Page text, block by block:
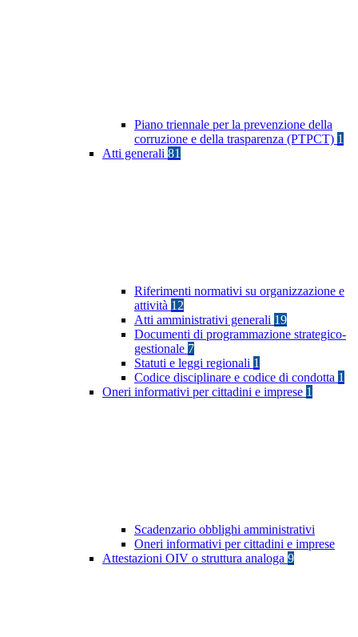
Piano triennale per la prevenzione della
corruzione e della trasparenza (PTPCT) 1
Atti generali 81
Riferimenti normativi su organizzazione e
attività 12
Atti amministrativi generali 19
Documenti di programmazione strategico-
gestionale 7
Statuti e leggi regionali 1
Codice disciplinare e codice di condotta 1
Oneri informativi per cittadini e imprese 1
Scadenzario obblighi amministrativi
Oneri informativi per cittadini e imprese
Attestazioni OIV o struttura analoga 9